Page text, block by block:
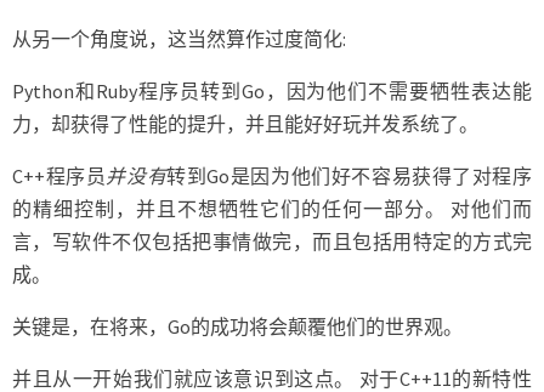
从另一个角度说，这当然算作过度简化:
Python和Ruby程序员转到Go，因为他们不需要牺牲表达能
力，却获得了性能的提升，并且能好好玩并发系统了。
C++程序员 并没有转到Go是因为他们好不容易获得了对程序
的精细控制，并且不想牺牲它们的任何一部分。 对他们而
言，写软件不仅包括把事情做完，而且包括用特定的方式完
成。
关键是，在将来，Go的成功将会颠覆他们的世界观。
并且从一开始我们就应该意识到这点。 对于C++11的新特性